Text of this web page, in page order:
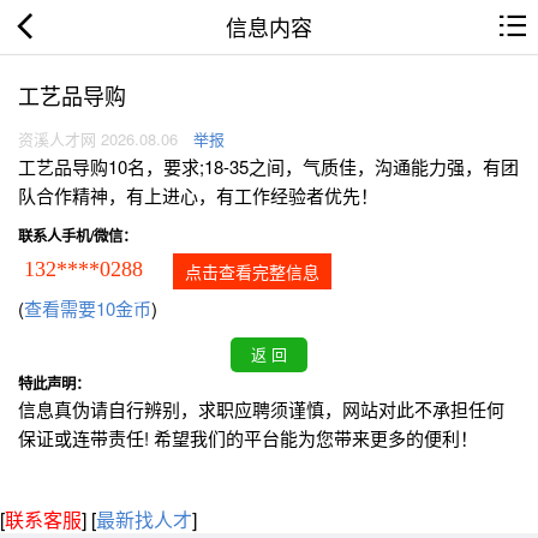
信息内容
工艺品导购
资溪人才网 2026.08.06 举报
工艺品导购10名，要求;18-35之间，气质佳，沟通能力强，有团
队合作精神，有上进心，有工作经验者优先！
联系人手机/微信：
132****0288 点击查看完整信息
(查看需要10金币)
特此声明：
信息真伪请自行辨别，求职应聘须谨慎，网站对此不承担任何
保证或连带责任! 希望我们的平台能为您带来更多的便利！
[联系客服] [最新找人才]